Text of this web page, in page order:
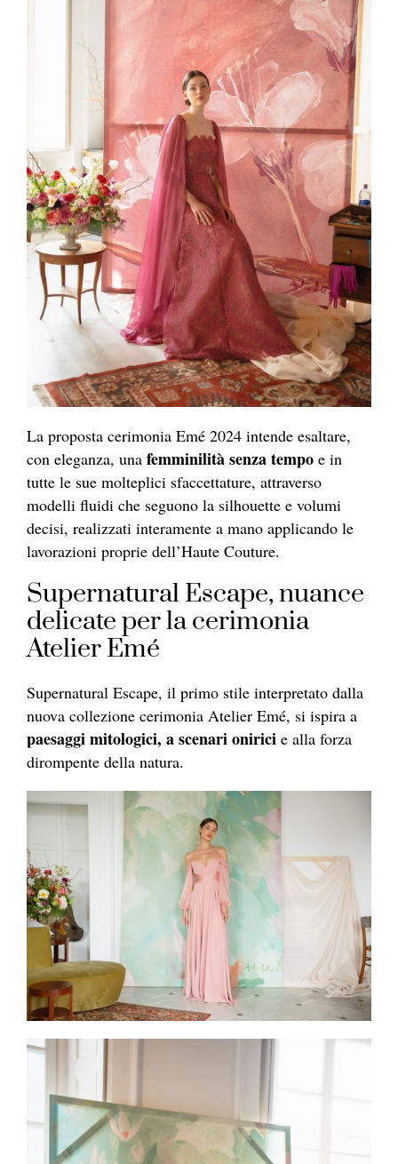
La proposta cerimonia Emé 2024 intende esaltare,
con eleganza, una femminilità senza tempo e in
tutte le sue molteplici sfaccettature, attraverso
modelli fluidi che seguono la silhouette e volumi
decisi, realizzati interamente a mano applicando le
lavorazioni proprie dell’Haute Couture.
Supernatural Escape, nuance
delicate per la cerimonia
Atelier Emé
Supernatural Escape, il primo stile interpretato dalla
nuova collezione cerimonia Atelier Emé, si ispira a
paesaggi mitologici, a scenari onirici e alla forza
dirompente della natura.